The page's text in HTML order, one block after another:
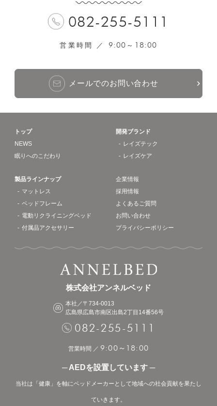
082-255-5111
営業時間 ／ 9:00 ～ 18:00
メールでのお問い合わせ
トップ
NEWS
眠りへのこだわり
開発ブランド
レイズテック
レイズケア
製品ラインナップ
マットレス
ベッドフレーム
電動リクライニングベッド
付属品アクセサリー
企業情報
採用情報
よくあるご質問
お問い合わせ
プライバシーポリシー
株式会社アンネルベッド
本社／〒734-0013
広島県広島市南区出島2丁目14番56号
082-255-5111
営業時間 ／ 9:00 ～ 18:00
─ AEDを設置しています ─
当社は「健康」を軸にベッドメーカーとして地域への社会貢献を果たし
ていきます。